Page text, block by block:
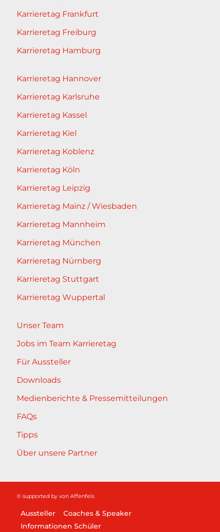
Karrieretag Frankfurt
Karrieretag Freiburg
Karrieretag Hamburg
Karrieretag Hannover
Karrieretag Karlsruhe
Karrieretag Kassel
Karrieretag Kiel
Karrieretag Koblenz
Karrieretag Köln
Karrieretag Leipzig
Karrieretag Mainz / Wiesbaden
Karrieretag Mannheim
Karrieretag München
Karrieretag Nürnberg
Karrieretag Stuttgart
Karrieretag Wuppertal
Unser Team
Jobs im Team Karrieretag
Für Aussteller
Downloads
Medienberichte & Pressemitteilungen
FAQs
Tipps
Über unsere Partner
© supported by von Affenfels
Aussteller
Coaches & Speaker
Informationen Schüler